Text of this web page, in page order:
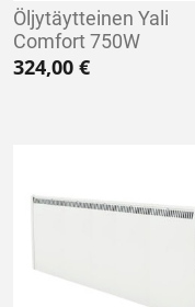
Öljytäytteinen Yali
Comfort 750W
324,00 €